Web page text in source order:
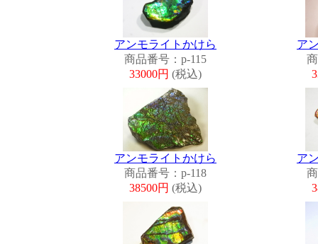
アンモライトかけら
商品番号：p-115
33000円 (税込)
ア
アンモライトかけら
商品番号：p-118
38500円 (税込)
ア